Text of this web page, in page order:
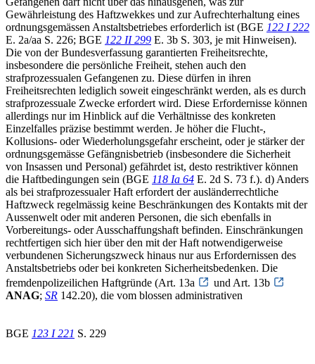
Gewährleistung des Haftzwekkes und zur Aufrechterhaltung eines
ordnungsgemässen Anstaltsbetriebes erforderlich ist (BGE 122 I 222
E. 2a/aa S. 226; BGE 122 II 299 E. 3b S. 303, je mit Hinweisen).
Die von der Bundesverfassung garantierten Freiheitsrechte,
insbesondere die persönliche Freiheit, stehen auch den
strafprozessualen Gefangenen zu. Diese dürfen in ihren
Freiheitsrechten lediglich soweit eingeschränkt werden, als es durch
strafprozessuale Zwecke erfordert wird. Diese Erfordernisse können
allerdings nur im Hinblick auf die Verhältnisse des konkreten
Einzelfalles präzise bestimmt werden. Je höher die Flucht-,
Kollusions- oder Wiederholungsgefahr erscheint, oder je stärker der
ordnungsgemässe Gefängnisbetrieb (insbesondere die Sicherheit
von Insassen und Personal) gefährdet ist, desto restriktiver können
die Haftbedingungen sein (BGE 118 Ia 64 E. 2d S. 73 f.). d) Anders
als bei strafprozessualer Haft erfordert der ausländerrechtliche
Haftzweck regelmässig keine Beschränkungen des Kontakts mit der
Aussenwelt oder mit anderen Personen, die sich ebenfalls in
Vorbereitungs- oder Ausschaffungshaft befinden. Einschränkungen
rechtfertigen sich hier über den mit der Haft notwendigerweise
verbundenen Sicherungszweck hinaus nur aus Erfordernissen des
Anstaltsbetriebs oder bei konkreten Sicherheitsbedenken. Die
fremdenpolizeilichen Haftgründe (Art. 13a
und Art. 13b
ANAG; SR 142.20), die vom blossen administrativen
BGE 123 I 221 S. 229